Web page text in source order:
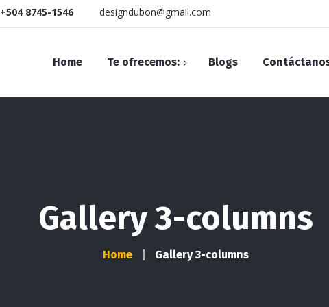
+504 8745-1546 designdubon@gmail.com
Home Te ofrecemos:
Drones
Blogs
Gallery 3-columns
Home Gallery 3-columns